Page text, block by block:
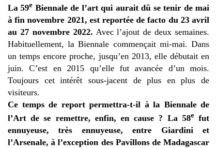
La 59e Biennale de l’art qui aurait dû se tenir de mai
à fin novembre 2021, est reportée de facto du 23 avril
au 27 novembre 2022. Avec l’ajout de deux semaines.
Habituellement, la Biennale commençait mi-mai. Dans
un temps encore proche, jusqu’en 2013, elle débutait en
juin. C’est en 2015 qu’elle fut avancée d’un mois.
Toujours cetintérêt sous-jacent de plus en plus de
visiteurs.
Ce temps de report permettra-t-il à la Biennale de
l’Art de se remettre, enfin, en cause ? La 58efut
ennuyeuse, très ennuyeuse, entre Giardini et
l’Arsenale, à l’exception des Pavillons de Madagascar